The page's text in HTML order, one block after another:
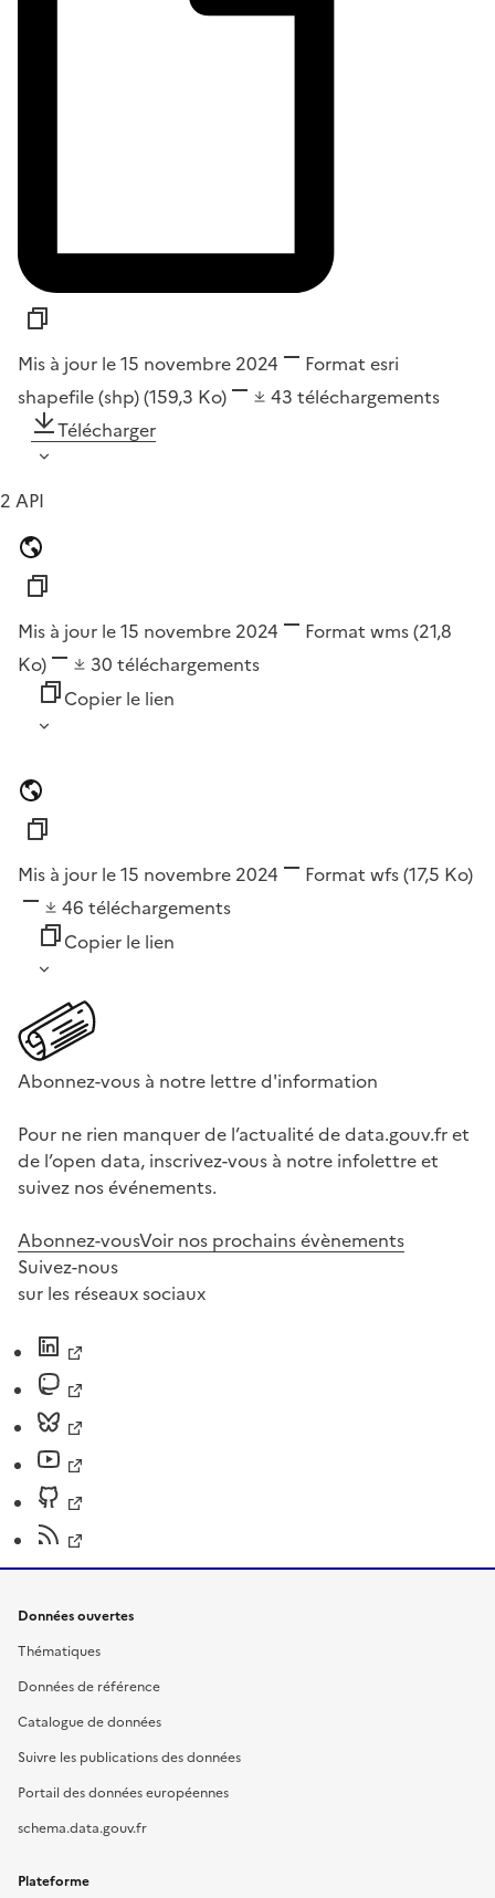
Mis à jour le 15 novembre 2024 Format esri
shapefile (shp)(159,3 Ko) 43 téléchargements
Télécharger
2 API
Mis à jour le 15 novembre 2024 Format wms(21,8
Ko)
30 téléchargements
Copier le lien
Mis à jour le 15 novembre 2024 Format wfs(17,5 Ko)
46 téléchargements
Copier le lien
Abonnez-vous à notre lettre d'information
Pour ne rien manquer de l’actualité de data.gouv.fr et
de l’open data, inscrivez-vous à notre infolettre et
suivez nos événements.
Abonnez-vousVoir nos prochains évènements
Suivez-nous
sur les réseaux sociaux
Données ouvertes
Thématiques
Données de référence
Catalogue de données
Suivre les publications des données
Portail des données européennes
schema.data.gouv.fr
Plateforme